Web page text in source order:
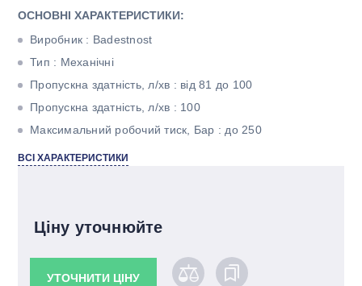
ОСНОВНІ ХАРАКТЕРИСТИКИ:
Виробник : Badestnost
Тип : Механічні
Пропускна здатність, л/хв : від 81 до 100
Пропускна здатність, л/хв : 100
Максимальний робочий тиск, Бар : до 250
Тип корпуса : Моноблочний
ВСІ ХАРАКТЕРИСТИКИ
Ціну уточнюйте
УТОЧНИТИ ЦІНУ